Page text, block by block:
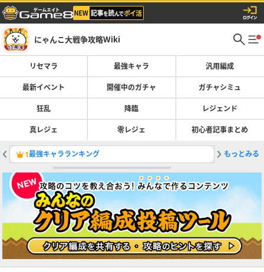
にゃんこ大戦争攻略Wiki
リセマラ 最強キャラ 汎用編成
最新イベント 開催中のガチャ ガチャシミュ
狂乱 降臨 レジェンド
真レジェ 零レジェ 初心者記事まとめ
1最強キャラランキング 2ウルト
もっとみる